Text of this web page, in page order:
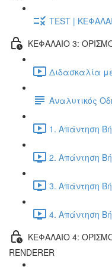
TEST |
ΚΕΦΑΛΑΙΟ 3:
Διδασκαλία
Αναλυτικός
1. Απάντηση
2. Απάντηση
3. Απάντηση
4. Απάντηση
ΚΕΦΑΛΑΙΟ 4:
RENDERER